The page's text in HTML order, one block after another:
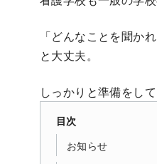
「どんなことを聞か
と大丈夫。
しっかりと準備をし
目次
お知らせ